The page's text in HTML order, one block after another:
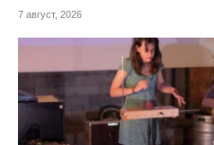
7 август, 2026